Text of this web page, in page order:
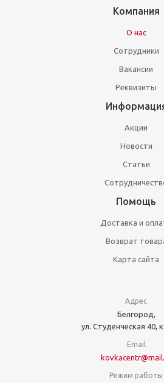
Компания
О нас
Сотрудники
Вакансии
Реквизиты
Акции
Новости
Статьи
Помощь
Доставка и
Возврат
Карта сайта
Адрес
Белгород,
ул. Студенческая 40,
Email
Режим работы